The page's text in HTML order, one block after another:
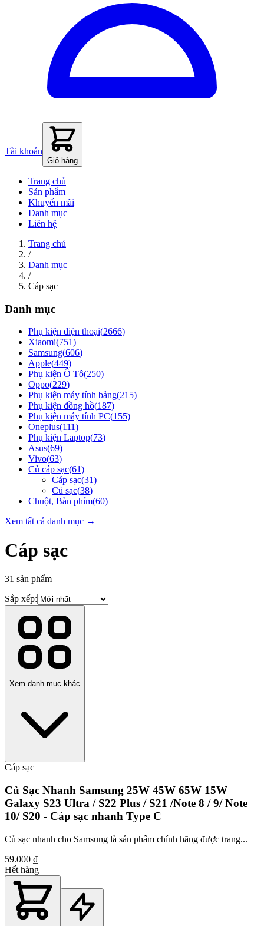
Tài khoản
Giỏ hàng
Trang chủ
Sản phẩm
Khuyến mãi
Danh mục
Liên hệ
Trang chủ
/
Danh mục
/
Cáp sạc
Danh mục
Phụ kiện điện thoại(2666)
Xiaomi(751)
Samsung(606)
Apple(449)
Phụ kiện Ô Tô(250)
Oppo(229)
Phụ kiện máy tính bảng(215)
Phụ kiện đồng hồ(187)
Phụ kiện máy tính PC(155)
Oneplus(111)
Phụ kiện Laptop(73)
Asus(69)
Vivo(63)
Củ cáp sạc(61)
Cáp sạc(31)
Củ sạc(38)
Chuột, Bàn phím(60)
Xem tất cả danh mục →
Cáp sạc
31 sản phẩm
Sắp xếp:
Xem danh mục khác
Cáp sạc
Củ Sạc Nhanh Samsung 25W 45W 65W 15W
Galaxy S23 Ultra / S22 Plus / S21 /Note 8 / 9/ Note
10/ S20 - Cáp sạc nhanh Type C
Củ sạc nhanh cho Samsung là sản phẩm chính hãng được trang...
59.000 ₫
Hết hàng